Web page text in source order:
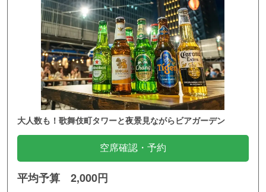
大人数も！歌舞伎町タワーと夜景見ながらビアガーデン
空席確認・予約
平均予算 2,000円